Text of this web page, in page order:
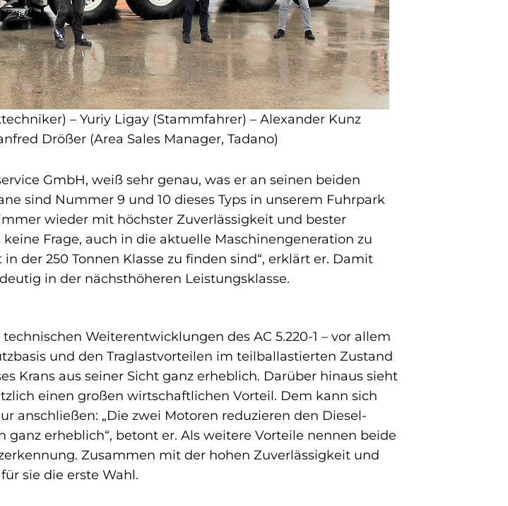
– Yuriy Ligay (Stammfahrer) – Alexander Kunz
Drößer (Area Sales Manager, Tadano)
GmbH, weiß sehr genau, was er an seinen beiden
sind Nummer 9 und 10 dieses Typs in unserem Fuhrpark
wieder mit höchster Zuverlässigkeit und bester
Frage, auch in die aktuelle Maschinengeneration zu
der 250 Tonnen Klasse zu finden sind“, erklärt er. Damit
in der nächsthöheren Leistungsklasse.
Weiterentwicklungen des AC 5.220-1 – vor allem
und den Traglastvorteilen im teilballastierten Zustand
Krans aus seiner Sicht ganz erheblich. Darüber hinaus sieht
einen großen wirtschaftlichen Vorteil. Dem kann sich
anschließen: „Die zwei Motoren reduzieren den Diesel-
erheblich“, betont er. Als weitere Vorteile nennen beide
Zusammen mit der hohen Zuverlässigkeit und
sie die erste Wahl.